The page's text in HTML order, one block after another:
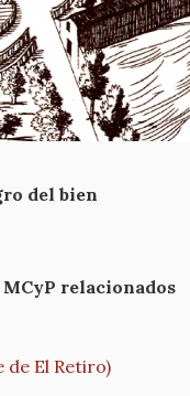
del bien
relacionados
de El Retiro)